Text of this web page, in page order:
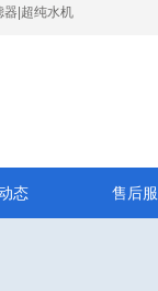
器|超纯水机
态 售后